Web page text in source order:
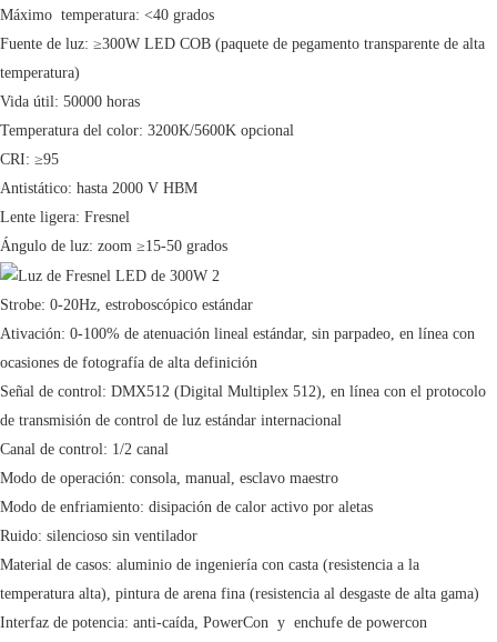
Máximo temperatura: <40 grados
Fuente de luz: ≥300W LED COB (paquete de pegamento transparente de alta
temperatura)
Vida útil: 50000 horas
Temperatura del color: 3200K/5600K opcional
CRI: ≥95
Antistático: hasta 2000 V HBM
Lente ligera: Fresnel
Ángulo de luz: zoom ≥15-50 grados
Strobe: 0-20Hz, estroboscópico estándar
Ativación: 0-100% de atenuación lineal estándar, sin parpadeo, en línea con
ocasiones de fotografía de alta definición
Señal de control: DMX512 (Digital Multiplex 512), en línea con el protocolo
de transmisión de control de luz estándar internacional
Canal de control: 1/2 canal
Modo de operación: consola, manual, esclavo maestro
Modo de enfriamiento: disipación de calor activo por aletas
Ruido: silencioso sin ventilador
Material de casos: aluminio de ingeniería con casta (resistencia a la
temperatura alta), pintura de arena fina (resistencia al desgaste de alta gama)
Interfaz de potencia: anti-caída, PowerCon y enchufe de powercon